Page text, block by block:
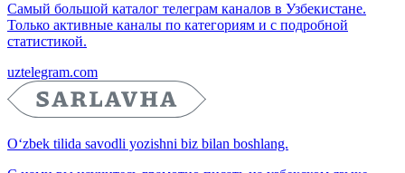
Самый большой каталог телеграм каналов в Узбекистане.
Только активные каналы по категориям и с подробной
статистикой.
uztelegram.com
O‘zbek tilida savodli yozishni biz bilan boshlang.